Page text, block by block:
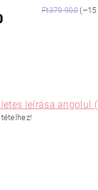
Ft379 900(–15
leírása angolul